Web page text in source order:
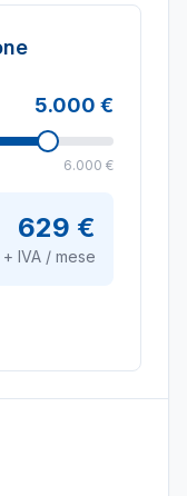
5.000 €
6.000 €
629 €
+ IVA / mese